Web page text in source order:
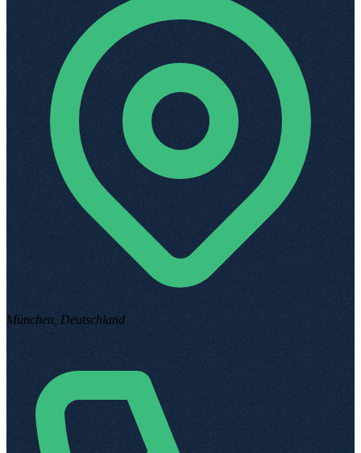
München, Deutschland